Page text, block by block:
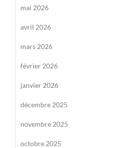
mai 2026
avril 2026
mars 2026
février 2026
janvier 2026
décembre 2025
novembre 2025
octobre 2025